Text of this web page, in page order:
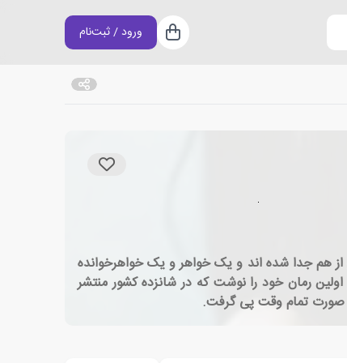
سبد خرید
ورود / ثبت‌نام
پدر و مادرش از هم جدا شده اند و یک خواهر و یک خواهرخوانده
رمان خود را نوشت که در شانزده کشور منتشر
صورت تمام وقت پی گرفت.